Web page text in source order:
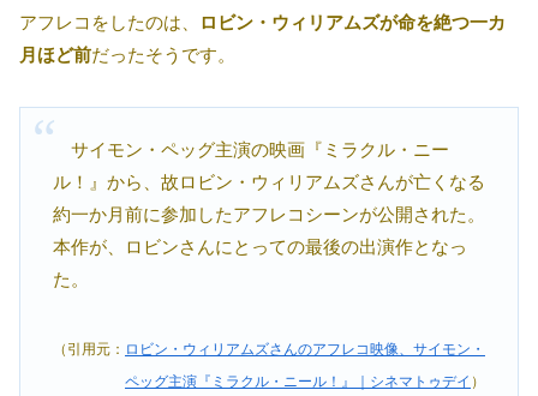
アフレコをしたのは、
ロビン・ウィリアムズが命を絶つ一カ
月ほど前だったそうです。
サイモン・ペッグ主演の映画『ミラクル・ニー
ル！』から、故ロビン・ウィリアムズさんが亡くなる
約一か月前に参加したアフレコシーンが公開された。
本作が、ロビンさんにとっての最後の出演作となっ
た。
（引用元： ロビン・ウィリアムズさんのアフレコ映像、サイモン・
ペッグ主演『ミラクル・ニール！』｜シネマトゥデイ ）